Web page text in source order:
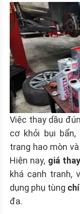
Việc thay dầu
cơ khỏi bụi
trạng hao mòn
Hiện nay, giá
khá cạnh tranh,
dụng phụ tùng
đa.